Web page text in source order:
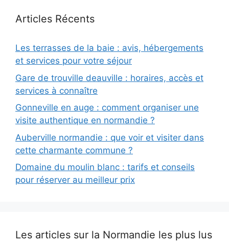
Articles Récents
Les terrasses de la baie : avis, hébergements
et services pour votre séjour
Gare de trouville deauville : horaires, accès et
services à connaître
Gonneville en auge : comment organiser une
visite authentique en normandie ?
Auberville normandie : que voir et visiter dans
cette charmante commune ?
Domaine du moulin blanc : tarifs et conseils
pour réserver au meilleur prix
Les articles sur la Normandie les plus lus